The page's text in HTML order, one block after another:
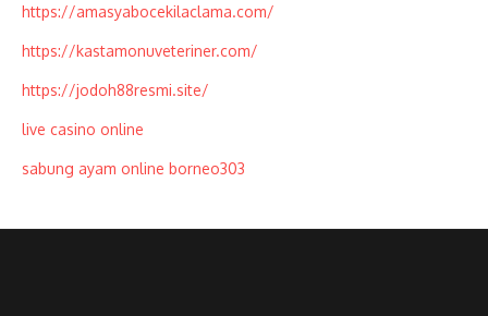
https://amasyabocekilaclama.com/
https://kastamonuveteriner.com/
https://jodoh88resmi.site/
live casino online
sabung ayam online borneo303